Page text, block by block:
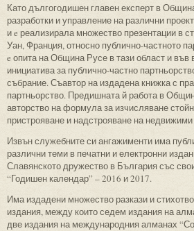
Като дългогодишен главен експерт в
разработки и управление на различни
и e реализирала множество презентации в
Уан, Франция, относно публично-частното
e опита на Община Русе в тази област и във
инициатива за публично-частно
събрание. Съавтор на издадена книжка с
партньорство. Предишната й работа в
авторство на формула за изчисляване
пристрояване и надстрояване на
Извън служебните си ангажименти има
различни теми в печатни и електронни
Славянското дружество в България със
“Годишен календар” – 2016 и 2017.
Има издадени множество разкази и
издания, между които седем издания на
две издания на международния алманах